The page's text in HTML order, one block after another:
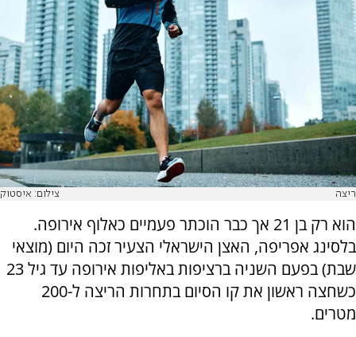
ריצה צילום: איסטוק
הוא רק בן 21 אך כבר הוכתר פעמיים כאלוף אירופה.
בלסינג אפריפה, האצן הישראלי הצעיר זכה היום (מוצאי
שבת) בפעם השניה ברציפות באליפות אירופה עד גיל 23
כשחצה ראשון את קו הסיום בתחרות הריצה ל-200
מטרים.